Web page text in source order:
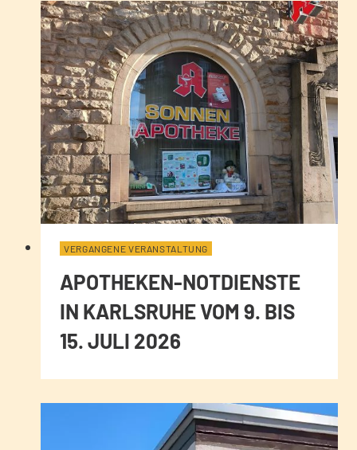
VERGANGENE VERANSTALTUNG
APOTHEKEN-NOTDIENSTE
IN KARLSRUHE VOM 9. BIS
15. JULI 2026